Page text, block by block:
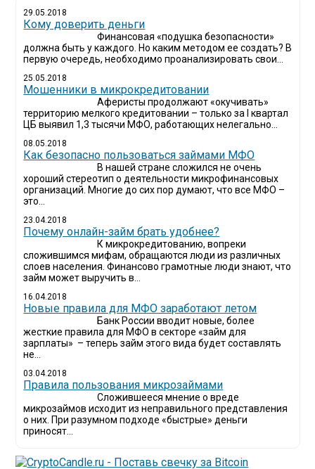
29.05.2018
Кому доверить деньги
Финансовая «подушка безопасности»
должна быть у каждого. Но каким методом ее создать? В
первую очередь, необходимо проанализировать свои...
25.05.2018
Мошенники в микрокредитовании
Аферисты продолжают «окучивать»
территорию мелкого кредитовании – только за I квартал
ЦБ выявил 1,3 тысячи МФО, работающих нелегально...
08.05.2018
Как безопасно пользоваться займами МФО
В нашей стране сложился не очень
хороший стереотип о деятельности микрофинансовых
организаций. Многие до сих пор думают, что все МФО –
это...
23.04.2018
Почему онлайн-займ брать удобнее?
К микрокредитованию, вопреки
сложившимся мифам, обращаются люди из различных
слоев населения. Финансово грамотные люди знают, что
займ может выручить в...
16.04.2018
Новые правила для МФО заработают летом
Банк России вводит новые, более
жесткие правила для МФО в секторе «займ для
зарплаты» – теперь займ этого вида будет составлять
не...
03.04.2018
​Правила пользования микрозаймами
Сложившееся мнение о вреде
микрозаймов исходит из неправильного представления
о них. При разумном подходе «быстрые» деньги
приносят...